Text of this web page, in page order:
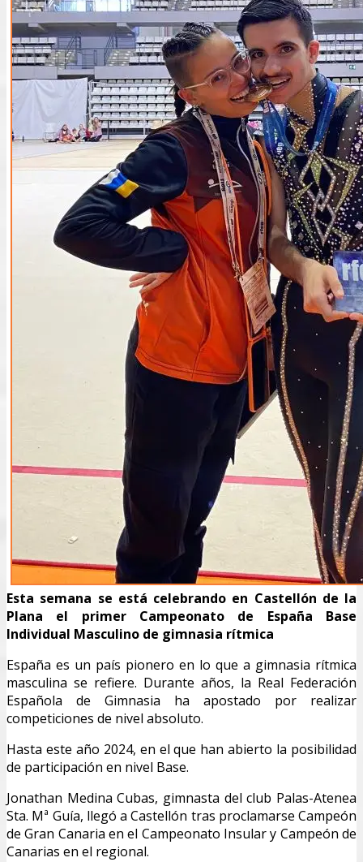
Esta semana se está celebrando en Castellón de la
Plana el primer Campeonato de España Base
Individual Masculino de gimnasia rítmica
España es un país pionero en lo que a gimnasia rítmica
masculina se refiere. Durante años, la Real Federación
Española de Gimnasia ha apostado por realizar
competiciones de nivel absoluto.
Hasta este año 2024, en el que han abierto la posibilidad
de participación en nivel Base.
Jonathan Medina Cubas, gimnasta del club Palas-Atenea
Sta. Mª Guía, llegó a Castellón tras proclamarse Campeón
de Gran Canaria en el Campeonato Insular y Campeón de
Canarias en el regional.